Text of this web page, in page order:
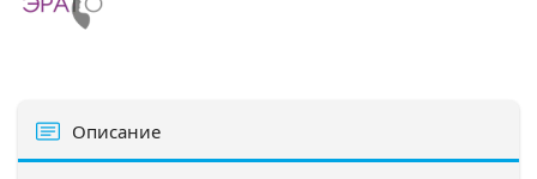
Описание